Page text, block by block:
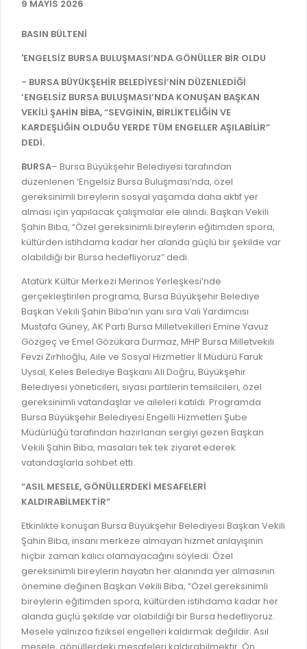
BİLGİ EDİNME
MECLİS
MECLİS ÜYELERİ
KOMİSYON ÜYELERİ
MECLİS KARARLARI
MECLİS GÜNDEMİ VE KARAR ÖZETLERİ
YAYIN / PLAN / RAPOR
STRATEJİK PLANLAR
PERFORMANS PROGRAMI
BÜTÇE
FAALİYET RAPORLARI
KESİN HESAPLAR
GELİR TARİFESİ
İMAR PLANI DEĞİŞİKLİKLERİ
UKOME TOPLANTILARI
FOTOĞRAF GALERİSİ
BURSA GÜNLÜĞÜ DERGİSİ
AYKOME KARARLARI
BURSA YAYINLARI
YÖNETİM SİSTEMLERİ
POLİTİKALARIMIZ
ENTEGRE YÖNETIM SISTEMI
KALITE BELGELERIMIZ
KVKK AYDINLATMA METNI
YÖNETMELIKLER / YÖNERGELER
YANGIN SİGORTA E-BEYANNAME
BAŞVURU / KAYIT / SORGU
ORKESTRA KAYIT
SEYAHAT KARTI SORGULAMA
BURSA AKADEMİ
İTFAİYE RAPORU
ONLİNE KATI ATIK BAŞVURUSU
İTFAİYE OLAY KAYDI BAŞVURUSU
BADEM KAYIT
İHALE İLANLARI
DOĞRUDAN TEMİN İLANLARI
EVRAK TAKİBİ
MEZARLIK BİLGİ SİSTEMİ
GENEL EVRAK KAYIT
LOKMA DAĞITIM İZNİ BAŞVURUSU
BAĞLANTILAR
WEB - MOBIL UYGULAMALARIMIZ
KURUM İÇİ UYGULAMALAR
E-DEVLET KAPISI
NÖBETÇİ ECZANELER
HAL FİYATLARI
SANAL TURLAR
KURUMLAR
RUHSATLI HAFRİYAT ALANLARI
9 MAYIS 2026
BASIN BÜLTENİ
'ENGELSİZ BURSA BULUŞMASI’NDA GÖNÜLLER BİR OLDU
- BURSA BÜYÜKŞEHİR BELEDİYESİ’NİN DÜZENLEDİĞİ
‘ENGELSİZ BURSA BULUŞMASI’NDA KONUŞAN BAŞKAN
VEKİLİ ŞAHİN BİBA, “SEVGİNİN, BİRLİKTELİĞİN VE
KARDEŞLİĞİN OLDUĞU YERDE TÜM ENGELLER AŞILABİLİR”
DEDİ.
BURSA– Bursa Büyükşehir Belediyesi tarafından
düzenlenen ‘Engelsiz Bursa Buluşması’nda, özel
gereksinimli bireylerin sosyal yaşamda daha aktif yer
alması için yapılacak çalışmalar ele alındı. Başkan Vekili
Şahin Biba, “Özel gereksinimli bireylerin eğitimden spora,
kültürden istihdama kadar her alanda güçlü bir şekilde var
olabildiği bir Bursa hedefliyoruz” dedi.
Atatürk Kültür Merkezi Merinos Yerleşkesi’nde
gerçekleştirilen programa, Bursa Büyükşehir Belediye
Başkan Vekili Şahin Biba’nın yanı sıra Vali Yardımcısı
Mustafa Güney, AK Parti Bursa Milletvekilleri Emine Yavuz
Gözgeç ve Emel Gözükara Durmaz, MHP Bursa Milletvekili
Fevzi Zırhlıoğlu, Aile ve Sosyal Hizmetler İl Müdürü Faruk
Uysal, Keles Belediye Başkanı Ali Doğru, Büyükşehir
Belediyesi yöneticileri, siyasi partilerin temsilcileri, özel
gereksinimli vatandaşlar ve aileleri katıldı. Programda
Bursa Büyükşehir Belediyesi Engelli Hizmetleri Şube
Müdürlüğü tarafından hazırlanan sergiyi gezen Başkan
Vekili Şahin Biba, masaları tek tek ziyaret ederek
vatandaşlarla sohbet etti.
“ASIL MESELE, GÖNÜLLERDEKİ MESAFELERİ
KALDIRABİLMEKTİR”
Etkinlikte konuşan Bursa Büyükşehir Belediyesi Başkan Vekili
Şahin Biba, insanı merkeze almayan hizmet anlayışının
hiçbir zaman kalıcı olamayacağını söyledi. Özel
gereksinimli bireylerin hayatın her alanında yer almasının
önemine değinen Başkan Vekili Biba, “Özel gereksinimli
bireylerin eğitimden spora, kültürden istihdama kadar her
alanda güçlü şekilde var olabildiği bir Bursa hedefliyoruz.
Mesele yalnızca fiziksel engelleri kaldırmak değildir. Asıl
mesele, gönüllerdeki mesafeleri kaldırabilmektir. Ön